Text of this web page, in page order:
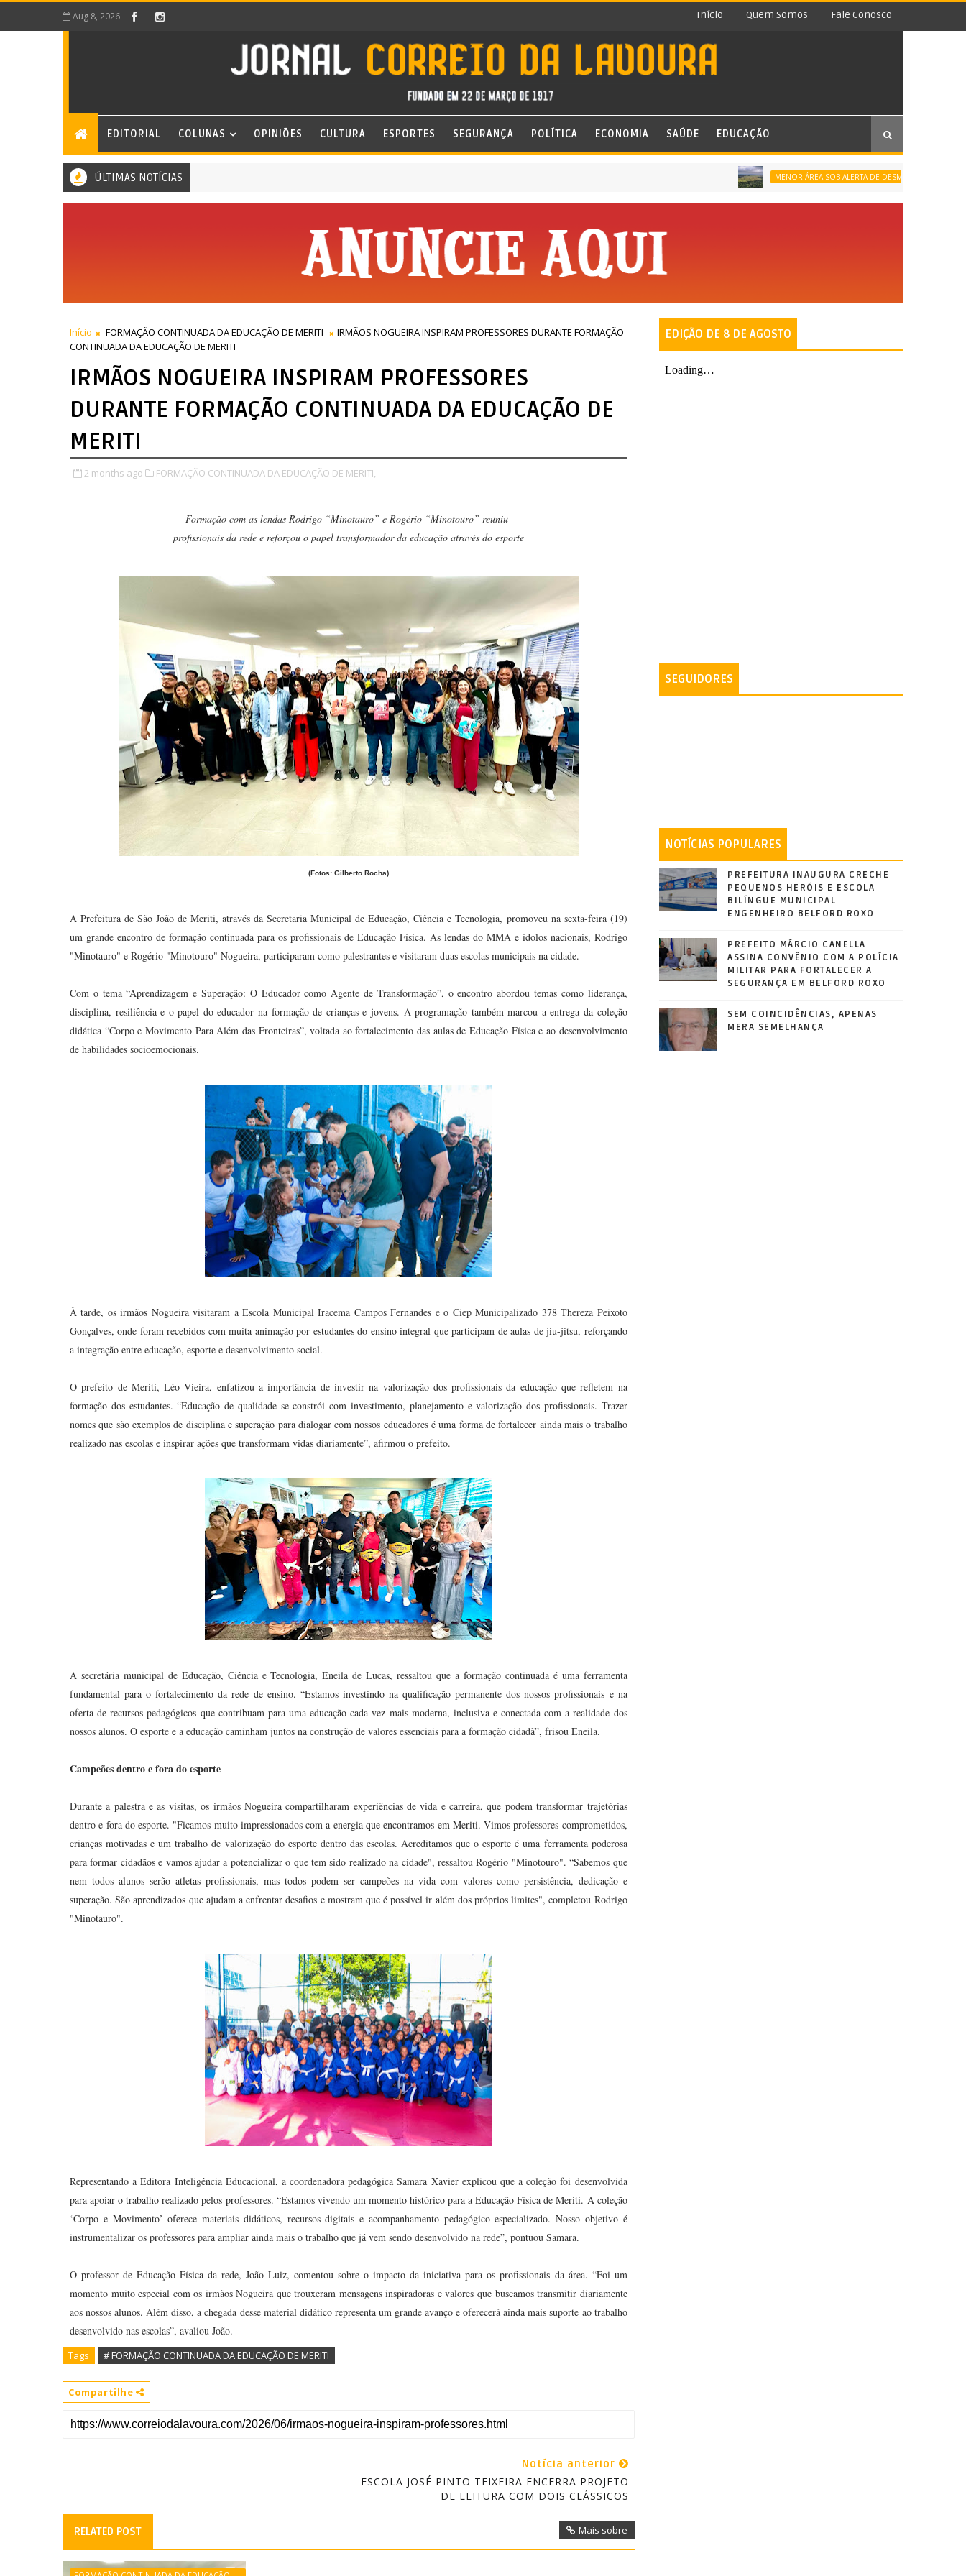
Aug 8, 2026 Início Quem Somos Fale Conosco
EDITORIAL COLUNAS OPINIÕES CULTURA ESPORTES SEGURANÇA POLÍTICA ECONOMIA SAÚDE EDUCAÇÃO
ÚLTIMAS NOTÍCIAS MENOR ÁREA SOB ALERTA DE DESMATAMENTO DA SÉRIE
Início FORMAÇÃO CONTINUADA DA EDUCAÇÃO DE MERITI
IRMÃOS NOGUEIRA INSPIRAM PROFESSORES DURANTE FORMAÇÃO
CONTINUADA DA EDUCAÇÃO DE MERITI
IRMÃOS NOGUEIRA INSPIRAM PROFESSORES
DURANTE FORMAÇÃO CONTINUADA DA EDUCAÇÃO DE
MERITI
2 months ago FORMAÇÃO CONTINUADA DA EDUCAÇÃO DE MERITI,
Formação com as lendas Rodrigo “Minotauro” e Rogério “Minotouro” reuniu
profissionais da rede e reforçou o papel transformador da educação através do esporte
(Fotos: Gilberto Rocha)
A Prefeitura de São João de Meriti, através da Secretaria Municipal de Educação, Ciência e Tecnologia, promoveu na sexta-feira (19)
um grande encontro de formação continuada para os profissionais de Educação Física. As lendas do MMA e ídolos nacionais, Rodrigo
"Minotauro" e Rogério "Minotouro" Nogueira, participaram como palestrantes e visitaram duas escolas municipais na cidade.
Com o tema “Aprendizagem e Superação: O Educador como Agente de Transformação”, o encontro abordou temas como liderança,
disciplina, resiliência e o papel do educador na formação de crianças e jovens. A programação também marcou a entrega da coleção
didática “Corpo e Movimento Para Além das Fronteiras”, voltada ao fortalecimento das aulas de Educação Física e ao desenvolvimento
de habilidades socioemocionais.
À tarde, os irmãos Nogueira visitaram a Escola Municipal Iracema Campos Fernandes e o Ciep Municipalizado 378 Thereza Peixoto
Gonçalves, onde foram recebidos com muita animação por estudantes do ensino integral que participam de aulas de jiu-jitsu, reforçando
a integração entre educação, esporte e desenvolvimento social.
O prefeito de Meriti, Léo Vieira, enfatizou a importância de investir na valorização dos profissionais da educação que refletem na
formação dos estudantes. “Educação de qualidade se constrói com investimento, planejamento e valorização dos profissionais. Trazer
nomes que são exemplos de disciplina e superação para dialogar com nossos educadores é uma forma de fortalecer ainda mais o trabalho
realizado nas escolas e inspirar ações que transformam vidas diariamente”, afirmou o prefeito.
A secretária municipal de Educação, Ciência e Tecnologia, Eneila de Lucas, ressaltou que a formação continuada é uma ferramenta
fundamental para o fortalecimento da rede de ensino. “Estamos investindo na qualificação permanente dos nossos profissionais e na
oferta de recursos pedagógicos que contribuam para uma educação cada vez mais moderna, inclusiva e conectada com a realidade dos
nossos alunos. O esporte e a educação caminham juntos na construção de valores essenciais para a formação cidadã”, frisou Eneila.
Campeões dentro e fora do esporte
Durante a palestra e as visitas, os irmãos Nogueira compartilharam experiências de vida e carreira, que podem transformar trajetórias
dentro e fora do esporte. "Ficamos muito impressionados com a energia que encontramos em Meriti. Vimos professores comprometidos,
crianças motivadas e um trabalho de valorização do esporte dentro das escolas. Acreditamos que o esporte é uma ferramenta poderosa
para formar cidadãos e vamos ajudar a potencializar o que tem sido realizado na cidade", ressaltou Rogério "Minotouro". “Sabemos que
nem todos alunos serão atletas profissionais, mas todos podem ser campeões na vida com valores como persistência, dedicação e
superação. São aprendizados que ajudam a enfrentar desafios e mostram que é possível ir além dos próprios limites", completou Rodrigo
"Minotauro".
Representando a Editora Inteligência Educacional, a coordenadora pedagógica Samara Xavier explicou que a coleção foi desenvolvida
para apoiar o trabalho realizado pelos professores. “Estamos vivendo um momento histórico para a Educação Física de Meriti. A coleção
‘Corpo e Movimento’ oferece materiais didáticos, recursos digitais e acompanhamento pedagógico especializado. Nosso objetivo é
instrumentalizar os professores para ampliar ainda mais o trabalho que já vem sendo desenvolvido na rede”, pontuou Samara.
O professor de Educação Física da rede, João Luiz, comentou sobre o impacto da iniciativa para os profissionais da área. “Foi um
momento muito especial com os irmãos Nogueira que trouxeram mensagens inspiradoras e valores que buscamos transmitir diariamente
aos nossos alunos. Além disso, a chegada desse material didático representa um grande avanço e oferecerá ainda mais suporte ao trabalho
desenvolvido nas escolas”, avaliou João.
Tags # FORMAÇÃO CONTINUADA DA EDUCAÇÃO DE MERITI
Compartilhe
Notícia anterior
ESCOLA JOSÉ PINTO TEIXEIRA ENCERRA PROJETO
DE LEITURA COM DOIS CLÁSSICOS
RELATED POST Mais sobre
EDIÇÃO DE 8 DE AGOSTO
SEGUIDORES
NOTÍCIAS POPULARES
PREFEITURA INAUGURA CRECHE
PEQUENOS HERÓIS E ESCOLA
BILÍNGUE MUNICIPAL
ENGENHEIRO BELFORD ROXO
PREFEITO MÁRCIO CANELLA
ASSINA CONVÊNIO COM A POLÍCIA
MILITAR PARA FORTALECER A
SEGURANÇA EM BELFORD ROXO
SEM COINCIDÊNCIAS, APENAS
MERA SEMELHANÇA